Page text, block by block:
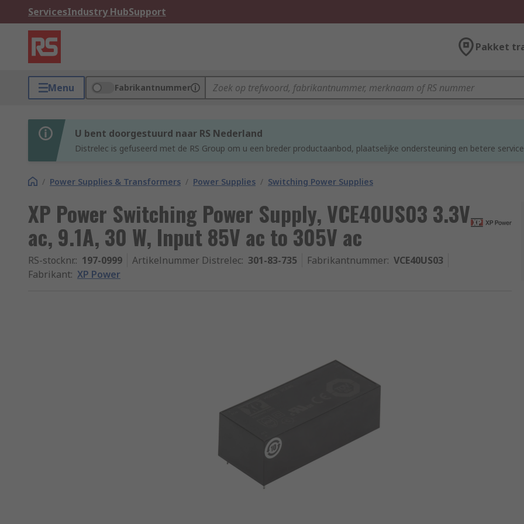
ServicesIndustry HubSupport
Pakket
Menu Fabrikantnummer
U bent doorgestuurd naar RS Nederland
Distrelec is gefuseerd met de RS Group om u een breder productaanbod, plaatselijke ondersteuning en betere
/ Power Supplies & Transformers / Power Supplies / Switching Power Supplies
XP Power Switching Power Supply, VCE40US03 3.3V
ac, 9.1A, 30 W, Input 85V ac to 305V ac
RS-stocknr.: 197-0999 Artikelnummer Distrelec: 301-83-735 Fabrikantnummer: VCE40US03
Fabrikant: XP Power